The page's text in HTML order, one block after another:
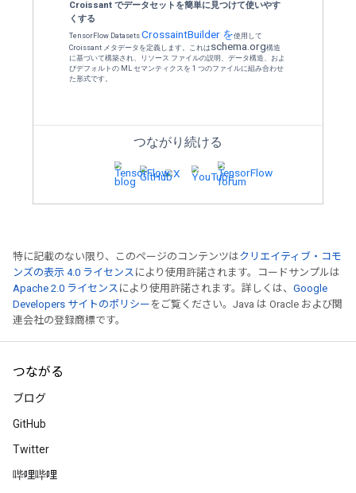
Tokopedia が本人確認に ML を
削減した方法
Tokopedia のチームは、販売者のオンボ
ブログを読む
特に記載のない限り、このページのコンテンツはクリエイティブ・コモ
ンズの表示 4.0 ライセンス により使用許諾されます。コードサンプルは
Apache 2.0 ライセンス により使用許諾されます。詳しくは、 Google
Developers サイトのポリシー をご覧ください。Java は Oracle および関
連会社の登録商標です。
つながる
ブログ
GitHub
Twitter
哔哩哔哩